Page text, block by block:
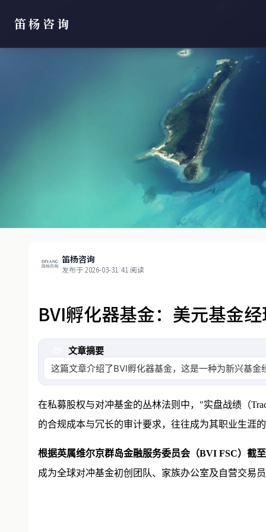
笛杨咨询
笛杨咨询
发布于 2026-03-31/41 阅读
BVI孵化器基金：美元基金
文章摘要
这篇文章介绍了BVI孵化器基金，这是一种为新兴基
在私募股权与对冲基金的丛林法则中，"实盘战绩（
的合规成本与冗长的审计要求，往往成为其职业生涯
根据英属维尔京群岛金融服务委员会（BVI FSC）截
成为全球对冲基金初创团队、家族办公室及自营交易